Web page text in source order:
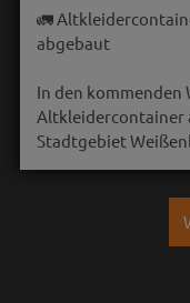
🚛
abgebaut
In den kommenden
Altkleidercontainer
Stadtgebiet